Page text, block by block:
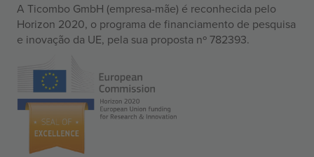
A Ticombo GmbH (empresa-mãe) é reconhecida pelo
Horizon 2020, o programa de financiamento de pesquisa
e inovação da UE, pela sua proposta nº 782393.